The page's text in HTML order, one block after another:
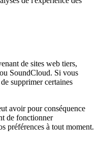
de sites web tiers,
SoundCloud. Si vous
supprimer certaines
avoir pour conséquence
de fonctionner
préférences à tout moment.